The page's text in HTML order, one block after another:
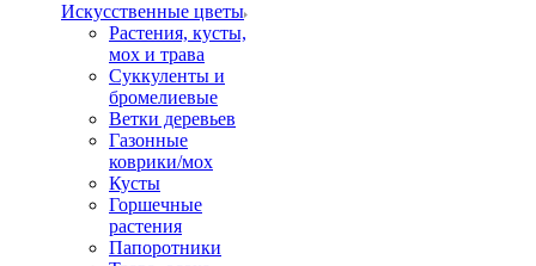
Искусственные цветы
Растения, кусты,
мох и трава
Суккуленты и
бромелиевые
Ветки деревьев
Газонные
коврики/мох
Кусты
Горшечные
растения
Папоротники